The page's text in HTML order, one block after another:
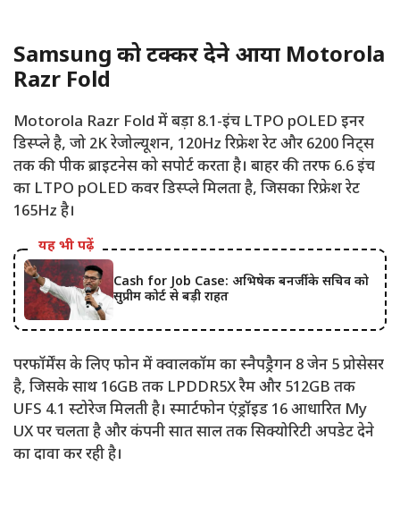
Samsung को टक्कर देने आया Motorola
Razr Fold
Motorola Razr Fold में बड़ा 8.1-इंच LTPO pOLED इनर
डिस्प्ले है, जो 2K रेजोल्यूशन, 120Hz रिफ्रेश रेट और 6200 निट्स
तक की पीक ब्राइटनेस को सपोर्ट करता है। बाहर की तरफ 6.6 इंच
का LTPO pOLED कवर डिस्प्ले मिलता है, जिसका रिफ्रेश रेट
165Hz है।
यह भी पढ़ें
Cash for Job Case: अभिषेक बनर्जी के सचिव को
सुप्रीम कोर्ट से बड़ी राहत
परफॉर्मेंस के लिए फोन में क्वालकॉम का स्नैपड्रैगन 8 जेन 5 प्रोसेसर
है, जिसके साथ 16GB तक LPDDR5X रैम और 512GB तक
UFS 4.1 स्टोरेज मिलती है। स्मार्टफोन एंड्रॉइड 16 आधारित My
UX पर चलता है और कंपनी सात साल तक सिक्योरिटी अपडेट देने
का दावा कर रही है।